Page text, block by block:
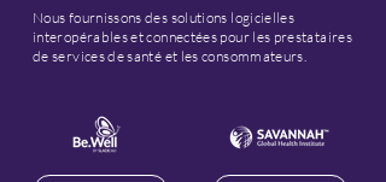
Nous fournissons des solutions logicielles
interopérables et connectées pour les prestataires
de services de santé et les consommateurs.